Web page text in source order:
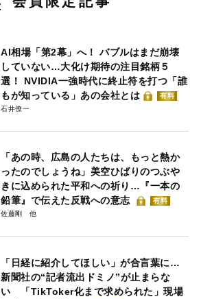
AI相場「第2幕」へ！ バブルはまだ崩壊
していない…大化け期待の注目銘柄５
選！ NVIDIA一強時代に終止符を打つ「誰
もが知っている」あの会社とは
有料
石井僚一
「あの時、広島の人たちは、もっと熱か
ったのでしょうね」美空ひばりのつぶや
きに込められた平和への祈り…『一本の
鉛筆』で伝えた反戦への意志
有料
佐藤剛
「日経に紹介してほしい」が合言葉に…
新聞社の“記者流出ドミノ”が止まらな
い 「TikToker化まで求められた」現場